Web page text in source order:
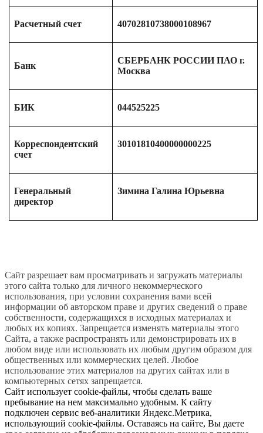
Расчетный счет 40702810738000108967
Банк
СБЕРБАНК РОССИИ ПАО г.
Москва
БИК 044525225
Корреспондентский
счет
30101810400000000225
Генеральный
директор
Зимина Галина Юрьевна
Сайт разрешает вам просматривать и загружать материалы
этого сайта только для личного некоммерческого
использования, при условии сохранения вами всей
информации об авторском праве и других сведений о праве
собственности, содержащихся в исходных материалах и
любых их копиях. Запрещается изменять материалы этого
Сайта, а также распространять или демонстрировать их в
любом виде или использовать их любым другим образом для
общественных или коммерческих целей. Любое
использование этих материалов на других сайтах или в
компьютерных сетях запрещается.
Сайт использует cookie-файлы, чтобы сделать ваше
пребывание на нем максимально удобным. К сайту
подключен сервис веб-аналитики Яндекс.Метрика,
использующий cookie-файлы. Оставаясь на сайте, Вы даете